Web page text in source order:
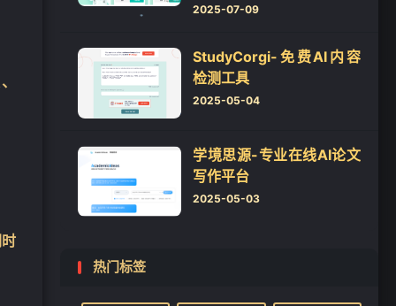
2025-07-09
StudyCorgi-免费AI内容
检测工具
2025-05-04
学境思源-专业在线AI论文
写作平台
2025-05-03
热门标签
❄